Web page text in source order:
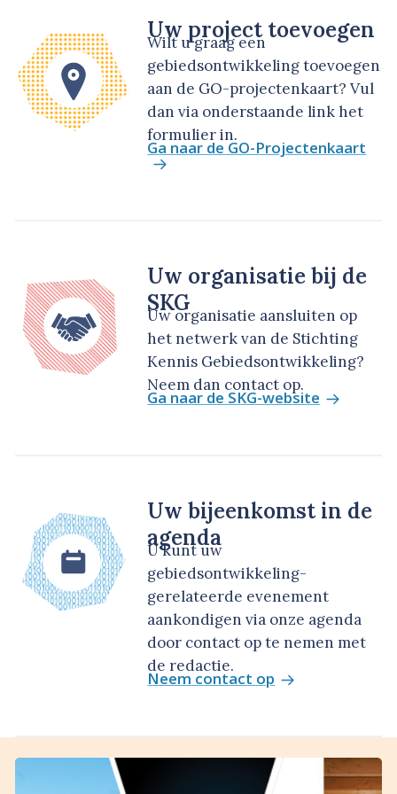
Uw project toevoegen
Wilt u graag een
gebiedsontwikkeling toevoegen
aan de GO-projectenkaart? Vul
dan via onderstaande link het
formulier in.
Ga naar de GO-Projectenkaart
Uw organisatie bij de
SKG
Uw organisatie aansluiten op
het netwerk van de Stichting
Kennis Gebiedsontwikkeling?
Neem dan contact op.
Ga naar de SKG-website
Uw bijeenkomst in de
agenda
U kunt uw
gebiedsontwikkeling-
gerelateerde evenement
aankondigen via onze agenda
door contact op te nemen met
de redactie.
Neem contact op